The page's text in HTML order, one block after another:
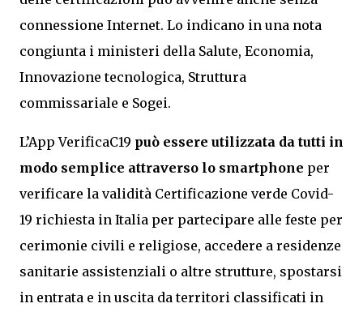
connessione Internet. Lo indicano in una nota
congiunta i ministeri della Salute, Economia,
Innovazione tecnologica, Struttura
commissariale e Sogei.
L’App VerificaC19 può essere utilizzata da tutti in
modo semplice attraverso lo smartphone per
verificare la validità Certificazione verde Covid-
19 richiesta in Italia per partecipare alle feste per
cerimonie civili e religiose, accedere a residenze
sanitarie assistenziali o altre strutture, spostarsi
in entrata e in uscita da territori classificati in